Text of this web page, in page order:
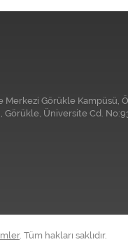
Görükle Kampüsü,
Üniversite Cd.
. Tüm hakları saklıdır.